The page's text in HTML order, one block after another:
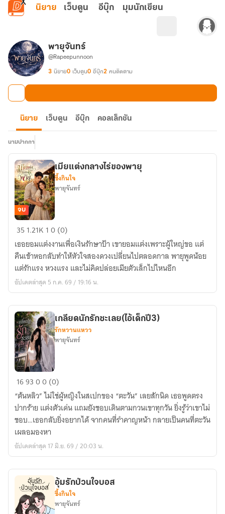
ข้ามไปยังเนื้อหาหลัก
นิยาย เว็บตูน อีบุ๊ก มุมนักเขียน
พายุจันทร์
@Rapeepunnoon
3 นิยาย0 เว็บตูน0 อีบุ๊ก2 คนติดตาม
นิยาย เว็บตูน อีบุ๊ก คอลเล็กชัน
นามปากกา
เมีย
กลาง
ไร่
ของ
พายุ
จบ
เมียแต่งกลางไร่ของพายุ
ซึ้งกินใจ
พายุจันทร์
35 1.21K 10 (0)
เธอยอมแต่งงานเพื่อเงินรักษาป้า เขายอมแต่งเพราะผู้ใหญ่ขอ แต่
คืนเข้าหอกลับทำให้หัวใจสองดวงเปลี่ยนไปตลอดกาล พายุพูดน้อย
แต่รักแรง หวงแรง และไม่คิดปล่อยเมียตัวเล็กไปไหนอีก
อัปเดตล่าสุด 5 ก.ค. 69 / 19:16 น.
เกลียด
นัก
รัก
ซะ
เลย(ไอ้
เด็ก
ปี3)
เกลียดนักรักซะเลย(ไอ้เด็กปี3)
รักหวานแหวว
พายุจันทร์
169300 (0)
“ต้นหลิว” ไม่ใช่ผู้หญิงในสเปกของ “ตะวัน” เลยสักนิด เธอพูดตรง
ปากร้าย แต่งตัวเด่น แถมยังชอบเดินตามกวนเขาทุกวัน ยิ่งรู้ว่าเขาไม่
ชอบ…เธอกลับยิ่งอยากได้ จากคนที่รำคาญหน้า กลายเป็นคนที่ตะวัน
เผลอมองหา
อัปเดตล่าสุด 17 มิ.ย. 69 / 20:03 น.
อุ้มรักป่วนใจบอส
ซึ้งกินใจ
พายุจันทร์